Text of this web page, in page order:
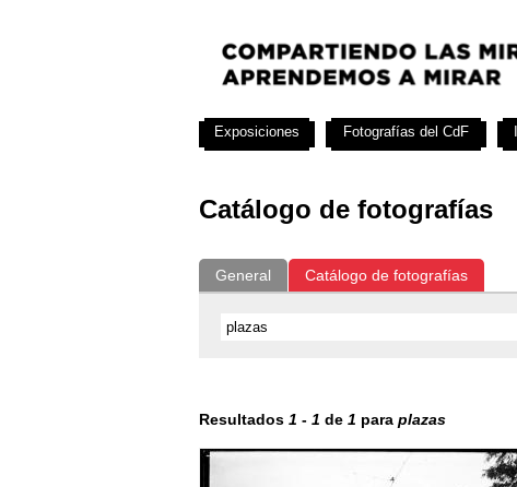
Catálogo de fotografías
General Catálogo de fotografías
Resultados 1 - 1 de 1 para plazas
Exposiciones Fotografías del CdF